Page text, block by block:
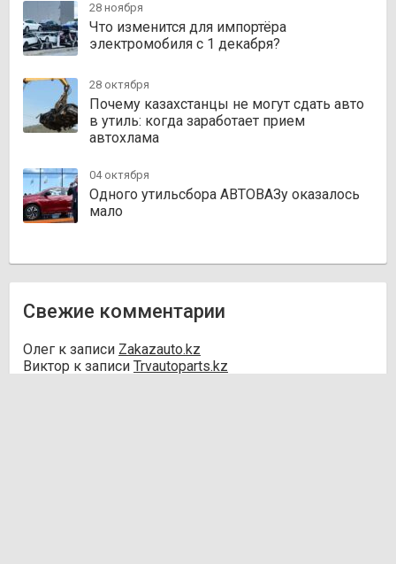
28 ноября
Что изменится для импортёра
электромобиля с 1 декабря?
28 октября
Почему казахстанцы не могут сдать авто
в утиль: когда заработает прием
автохлама
04 октября
Одного утильсбора АВТОВАЗу оказалось
мало
Свежие комментарии
Олег к записи Zakazauto.kz
Виктор к записи Trvautoparts.kz